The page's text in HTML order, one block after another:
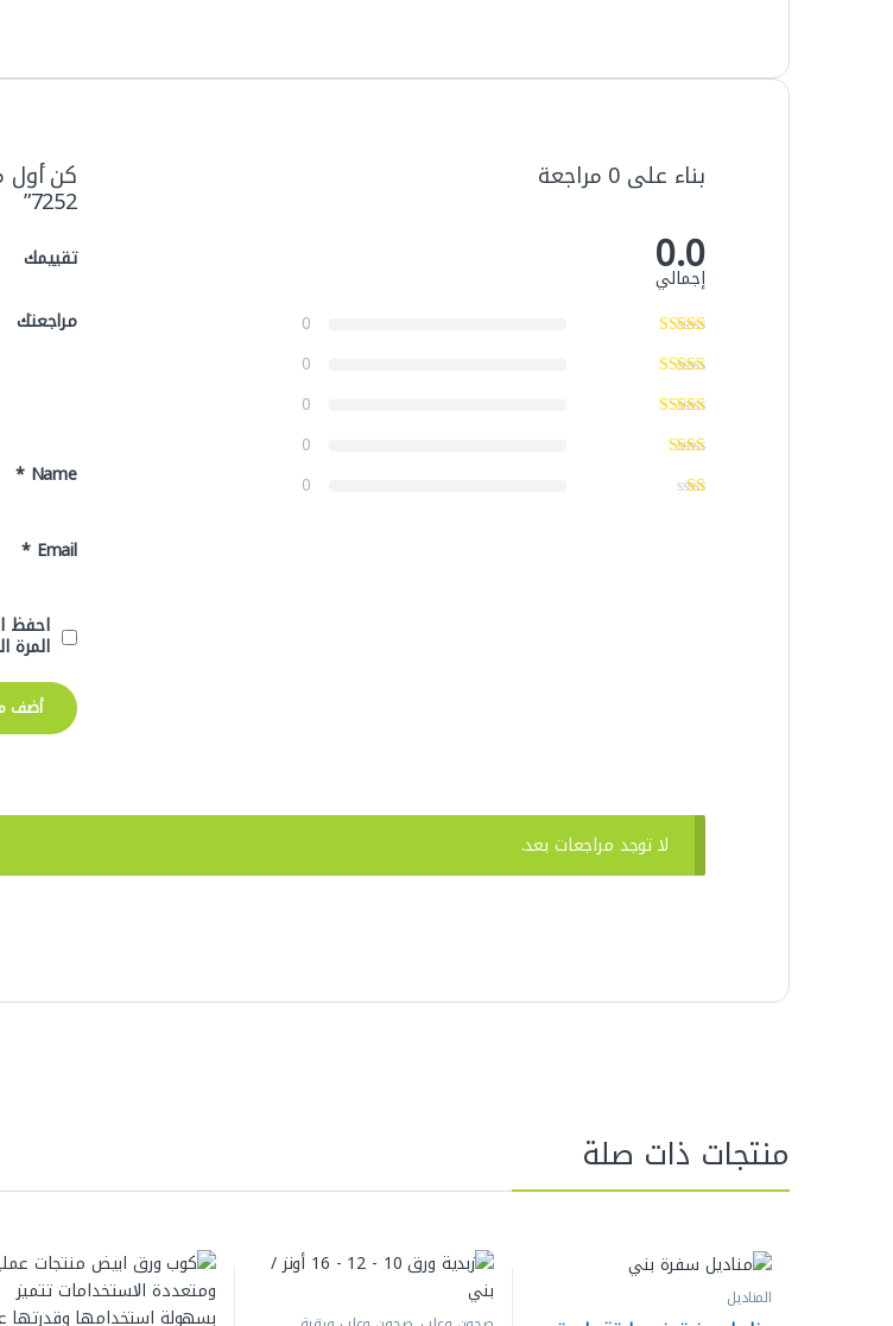
بناء على 0 مراجعة
0.0
إجمالي
0
0
0
0
0
7252”
تقييمك
مراجعتك
Name
*
Email
*
احفظ
المرة
لا توجد مراجعات بعد.
منتجات ذات صلة
المناديل